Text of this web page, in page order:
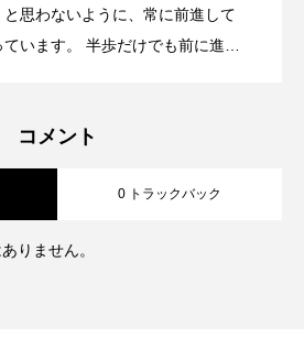
思わないように、常に前進して
だけでも前に進め
始めます。
コメント
0 トラックバック
りません。